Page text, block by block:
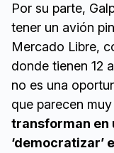
Por su parte,
tener un avión
Mercado Libre,
donde tienen 12
no es una
que parecen
transforman en
‘democratizar’